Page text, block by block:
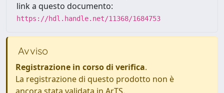
link a questo documento:
https://hdl.handle.net/11368/1684753
Avviso
Registrazione in corso di verifica.
La registrazione di questo prodotto non è